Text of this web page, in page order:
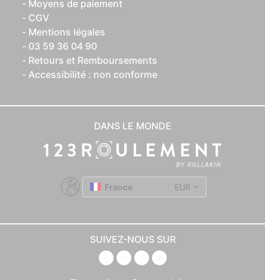
Moyens de paiement
CGV
Mentions légales
03 59 36 04 90
Retours et Remboursements
Accessibilité : non conforme
DANS LE MONDE
France EUR
SUIVEZ-NOUS SUR